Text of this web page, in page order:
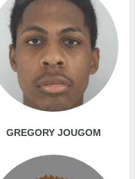
GREGORY JOUGOM